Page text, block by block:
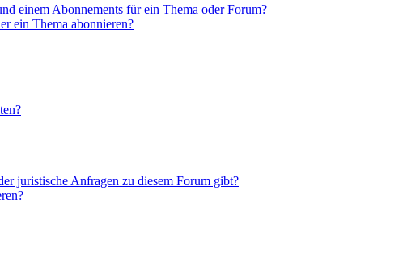
einem Abonnements für ein Thema oder Forum?
ein Thema abonnieren?
juristische Anfragen zu diesem Forum gibt?